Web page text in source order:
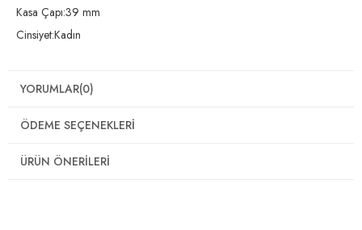
Kasa Çapı:39 mm
Cinsiyet:Kadın
YORUMLAR(0)
ÖDEME SEÇENEKLERI
ÜRÜN ÖNERILERI